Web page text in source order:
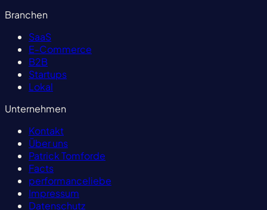
Branchen
SaaS
E-Commerce
B2B
Startups
Lokal
Unternehmen
Kontakt
Über uns
Patrick Tomforde
Facts
performanceliebe
Impressum
Datenschutz